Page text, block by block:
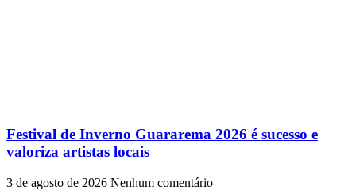
Festival de Inverno Guararema 2026 é sucesso e
valoriza artistas locais
3 de agosto de 2026 Nenhum comentário